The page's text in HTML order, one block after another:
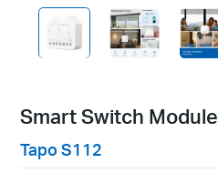
Smart Switch Module
Tapo S112